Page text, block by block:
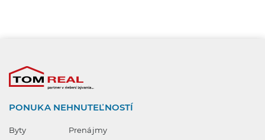
PONUKA NEHNUTEĽNOSTÍ
Byty
Prenájmy